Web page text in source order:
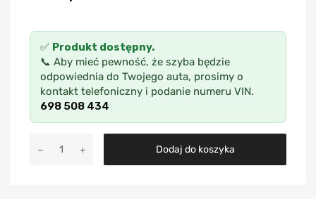
✅ Produkt dostępny.
📞 Aby mieć pewność, że szyba będzie
odpowiednia do Twojego auta, prosimy o
kontakt telefoniczny i podanie numeru VIN.
698 508 434
Dodaj do koszyka